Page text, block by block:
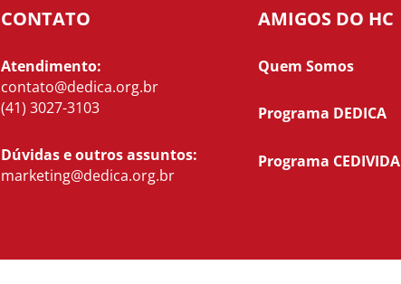
CONTATO
Atendimento:
contato@dedica.org.br
(41) 3027-3103
Dúvidas e outros assuntos:
marketing@dedica.org.br
AMIGOS DO HC
Quem Somos
Programa DEDICA
Programa CEDIVIDA